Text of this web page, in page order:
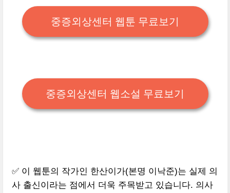
중증외상센터 웹툰 무료보기
중증외상센터 웹소설 무료보기
✅ 이 웹툰의 작가인 한산이가(본명 이낙준)는 실제 의
사 출신이라는 점에서 더욱 주목받고 있습니다. 의사